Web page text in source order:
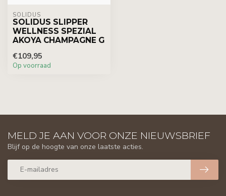
SOLIDUS
SOLIDUS SLIPPER
WELLNESS SPEZIAL
AKOYA CHAMPAGNE G
€109,95
Op voorraad
MELD JE AAN VOOR ONZE NIEUWSBRIEF
Blijf op de hoogte van onze laatste acties.